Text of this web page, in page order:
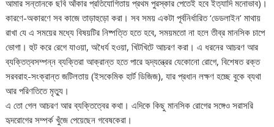
আমার সন্তানকে ছবি আঁকার প্রতিযোগিতায় প্রথম পুরস্কার পেতেই হবে ইত্যাদি মনোভাব)।
কারণে-অকারণে সব কাজে তাড়াহুড়ো করা। সব সময় একটা পূর্বনির্ধারিত ‘ডেডলাইন’ মাথায়
রাখা যে এ সময়ের মধ্যে বিষয়টির নিষ্পত্তি হতে হবে, সময়মতো না হলে তীব্র মানসিক চাপে
ভোগা। হুট করে রেগে যাওয়া, অধৈর্য হওয়া, খিটখিটে আচরণ করা। এ ধরনের আচরণ আর
ব্যক্তিত্বসম্পন্ন ব্যক্তিরা আক্রান্ত হতে পারে হৃদ্‌যন্ত্রের যেকোনো রোগে, বিশেষত রক্ত
সরবরাহ-সংক্রান্ত জটিলতায় (ইসকেমিক হার্ট ডিজিজ), যার প্রধান লক্ষণ হচ্ছে বুকে ব্যথা
আর পরিণতিতে মৃত্যু।
এ তো গেল আচরণ আর ব্যক্তিত্বের কথা। এদিকে কিছু মানসিক রোগের সঙ্গেও সরাসরি
হৃদরোগের সম্পর্ক খুঁজে পেয়েছেন গবেষকেরা।